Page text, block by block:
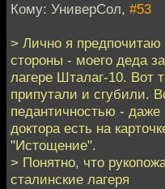
Кому: УниверСол, #53
> Лично я предпочитаю
стороны - моего деда
лагере Шталаг-10. Вот
припутали и сгубили.
педантичностью - даже
доктора есть на
"Истощение".
> Понятно, что
сталинские лагеря